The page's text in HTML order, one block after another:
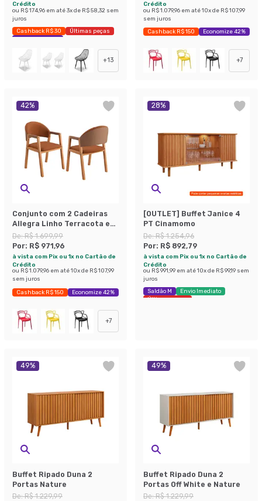
Crédito
ou R$ 174,96 em até3x de R$ 58,32 sem
juros
Cashback R$ 30
Últimas peças
Economize 60%
+13
Crédito
ou R$ 1.079,96 em até10x de R$ 107,99
sem juros
Cashback R$ 150 Economize 42%
+7
42%
Conjunto com 2 Cadeiras
Allegra Linho Terracota e
Madeira
De:R$ 1.699,99
Por: R$ 971,96
à vista com Pix ou 1x no Cartão de
Crédito
ou R$ 1.079,96 em até10x de R$ 107,99
sem juros
Cashback R$ 150 Economize 42%
+7
28%
[OUTLET] Buffet Janice 4
PT Cinamomo
De:R$ 1.254,96
Por: R$ 892,79
à vista com Pix ou 1x no Cartão de
Crédito
ou R$ 991,99 em até10x de R$ 99,19 sem
juros
Saldão M
Envio Imediato
Últimas peças
49%
Buffet Ripado Duna 2
Portas Nature
De:R$ 1.229,99
49%
Buffet Ripado Duna 2
Portas Off White e Nature
De:R$ 1.229,99